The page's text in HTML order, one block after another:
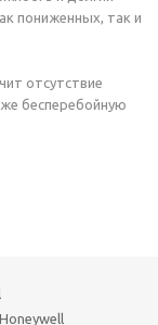
пониженных, так и
отсутствие
бесперебойную